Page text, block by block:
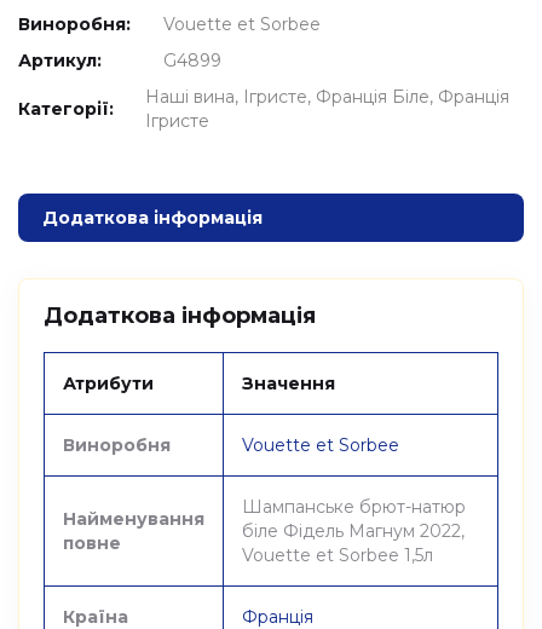
Виноробня:
Vouette et Sorbee
Артикул:
G4899
Категорії:
Наші вина Ігристе Франція Біле Франція
Ігристе
Додаткова інформація
Додаткова інформація
Атрибути Значення
Виноробня Vouette et Sorbee
Найменування
повне
Шампанське брют-натюр
біле Фідель Магнум 2022,
Vouette et Sorbee 1,5л
Країна Франція